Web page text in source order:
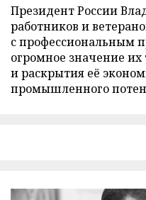
Президент России
работников и
с профессиональным
огромное значение
и раскрытия её
промышленного